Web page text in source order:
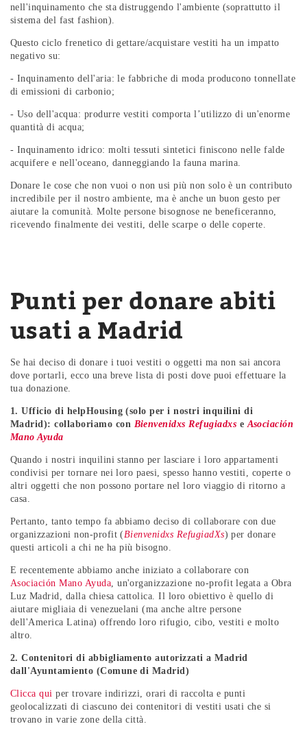
nell'inquinamento che sta distruggendo l'ambiente (soprattutto il
sistema del fast fashion).
Questo ciclo frenetico di gettare/acquistare vestiti ha un impatto
negativo su:
- Inquinamento dell'aria: le fabbriche di moda producono tonnellate
di emissioni di carbonio;
- Uso dell'acqua: produrre vestiti comporta l’utilizzo di un'enorme
quantità di acqua;
- Inquinamento idrico: molti tessuti sintetici finiscono nelle falde
acquifere e nell'oceano, danneggiando la fauna marina.
Donare le cose che non vuoi o non usi più non solo è un contributo
incredibile per il nostro ambiente, ma è anche un buon gesto per
aiutare la comunità. Molte persone bisognose ne beneficeranno,
ricevendo finalmente dei vestiti, delle scarpe o delle coperte.
Punti per donare abiti
usati a Madrid
Se hai deciso di donare i tuoi vestiti o oggetti ma non sai ancora
dove portarli, ecco una breve lista di posti dove puoi effettuare la
tua donazione.
1. Ufficio di helpHousing (solo per i nostri inquilini di
Madrid): collaboriamo con Bienvenidxs Refugiadxs e Asociación
Mano Ayuda
Quando i nostri inquilini stanno per lasciare i loro appartamenti
condivisi per tornare nei loro paesi, spesso hanno vestiti, coperte o
altri oggetti che non possono portare nel loro viaggio di ritorno a
casa.
Pertanto, tanto tempo fa abbiamo deciso di collaborare con due
organizzazioni non-profit (Bienvenidxs RefugiadXs) per donare
questi articoli a chi ne ha più bisogno.
E recentemente abbiamo anche iniziato a collaborare con
Asociación Mano Ayuda , un'organizzazione no-profit legata a Obra
Luz Madrid, dalla chiesa cattolica. Il loro obiettivo è quello di
aiutare migliaia di venezuelani (ma anche altre persone
dell'America Latina) offrendo loro rifugio, cibo, vestiti e molto
altro.
2. Contenitori di abbigliamento autorizzati a Madrid
dall'Ayuntamiento (Comune di Madrid)
Clicca qui per trovare indirizzi, orari di raccolta e punti
geolocalizzati di ciascuno dei contenitori di vestiti usati che si
trovano in varie zone della città.